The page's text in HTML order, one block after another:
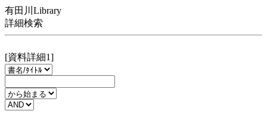
有田川Library
詳細検索
[資料詳細1]